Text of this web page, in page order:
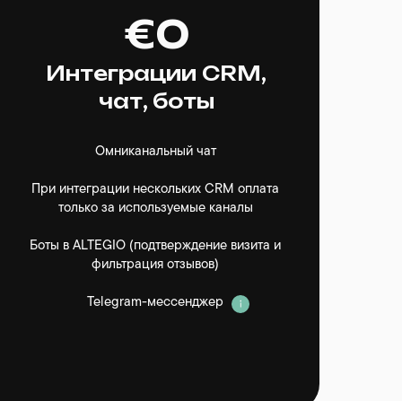
Интеграции CRM,
чат, боты
0 ₽
Омниканальный чат
При интеграции нескольких CRM оплата
только за используемые каналы
Боты вALTEGIO (подтверждение визита и
фильтрация отзывов)
Telegram-мессенджер
Интеграции CRM,
чат, боты
0 ₽
Омниканальный чат
При интеграции нескольких CRM оплата
только за используемые каналы
Боты вALTEGIO (подтверждение визита и
фильтрация отзывов)
Telegram-мессенджер
Интеграции CRM,
чат, боты
€0
Омниканальный чат
При интеграции нескольких CRM оплата
только за используемые каналы
Боты вALTEGIO (подтверждение визита и
фильтрация отзывов)
Telegram-мессенджер